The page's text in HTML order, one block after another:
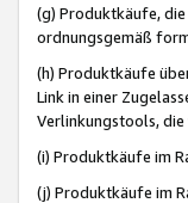
(g) Produktkäufe,
ordnungsgemäß
(h) Produktkäufe
Link in einer
Verlinkungstools,
(i) Produktkäufe im
(j) Produktkäufe im